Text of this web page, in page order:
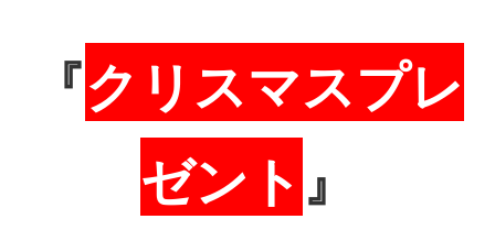
『クリスマスプレ
ゼント 』